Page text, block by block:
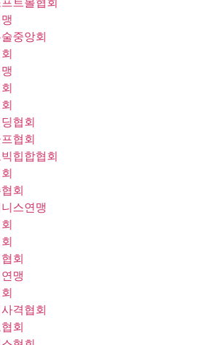
중앙회
협회
협회
힙합협회
회
스연맹
회
맹
격협회
회